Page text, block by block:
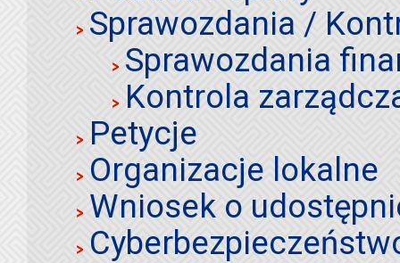
Sprawozdania /
Sprawozdania
Kontrola
Petycje
Organizacje lokalne
Wniosek o